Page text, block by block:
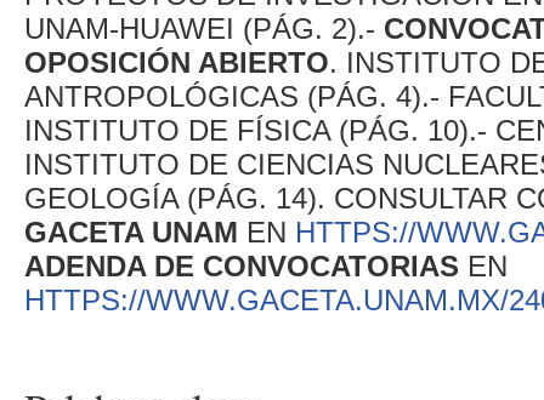
UNAM-HUAWEI (PÁG. 2).-
OPOSICIÓN ABIERTO. INSTITUTO
ANTROPOLÓGICAS (PÁG. 4).-
INSTITUTO DE FÍSICA (PÁG. 10).-
INSTITUTO DE CIENCIAS
GEOLOGÍA (PÁG. 14). CONSULTAR
GACETA UNAM EN HTTPS://
ADENDA DE CONVOCATORIAS EN
HTTPS://WWW.GACETA.UNAM.MX/